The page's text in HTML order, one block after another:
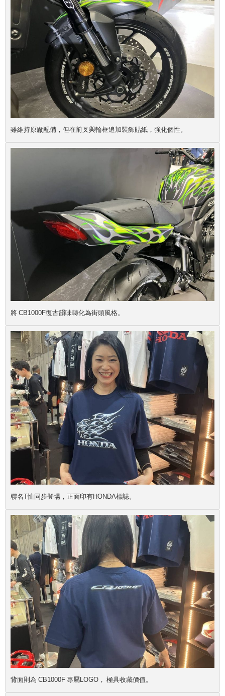
雖維持原廠配備，但在前叉與輪框追加裝飾貼紙，強化個性。
將 CB1000F復古韻味轉化為街頭風格。
聯名T恤同步登場，正面印有HONDA標誌。
背面則為 CB1000F 專屬LOGO， 極具收藏價值。